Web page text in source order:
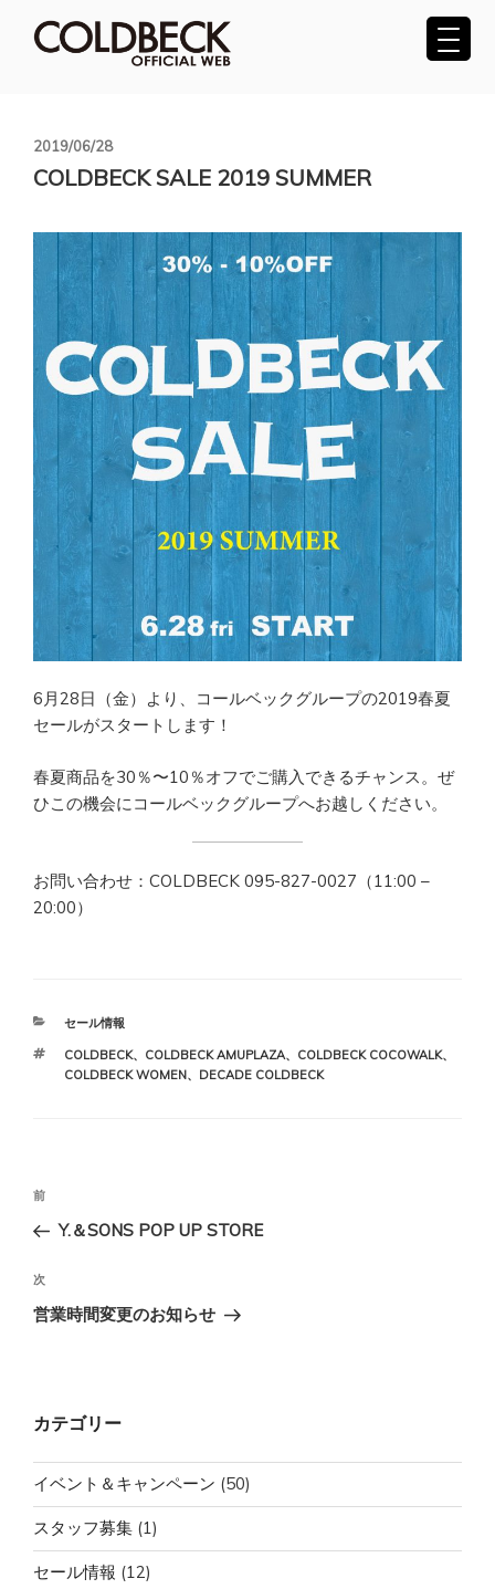
投
稿
日:
2019/06/28
COLDBECK SALE 2019 SUMMER
6月28日（金）より、コールベックグループの2019春夏
セールがスタートします！
春夏商品を30％〜10％オフでご購入できるチャンス。ぜ
ひこの機会にコールベックグループへお越しください。
お問い合わせ：COLDBECK 095-827-0027（11:00 –
20:00）
カ
ゴ
リ
セール情報
タ
グ
COLDBECK、 COLDBECK AMUPLAZA、 COLDBECK COCOWALK、
COLDBECK WOMEN、 DECADE COLDBECK
投
ナ
ビ
ゲ
ン
前
の
稿
前
Y.＆SONS POP UP STORE
次
の
次
営業時間変更のお知らせ
カテゴリー
イベント＆キャンペーン (50)
スタッフ募集 (1)
セール情報 (12)